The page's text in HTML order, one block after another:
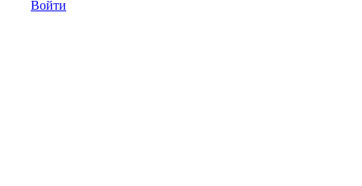
Войти